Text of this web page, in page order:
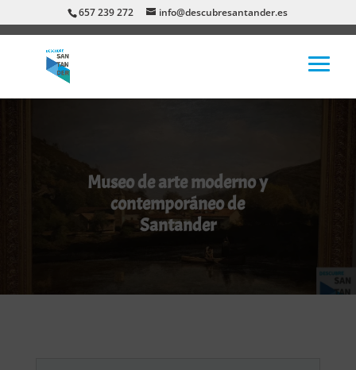
657 239 272 info@descubresantander.es
Museo de arte moderno y
contemporáneo de
Santander